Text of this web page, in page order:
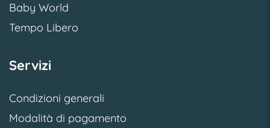
Baby World
Tempo Libero
Servizi
Condizioni generali
Modalità di pagamento